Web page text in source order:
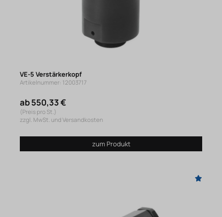
VE-5 Verstärkerkopf
Artikelnummer: 12003717
ab 550,33 €
(Preis pro St.)
zzgl. MwSt. und Versandkosten
zum Produkt